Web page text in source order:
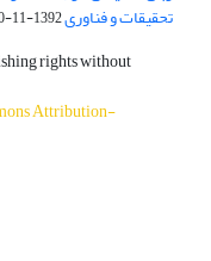
تحقیقات و فناوری1392-11-20
rights without
Attribution-